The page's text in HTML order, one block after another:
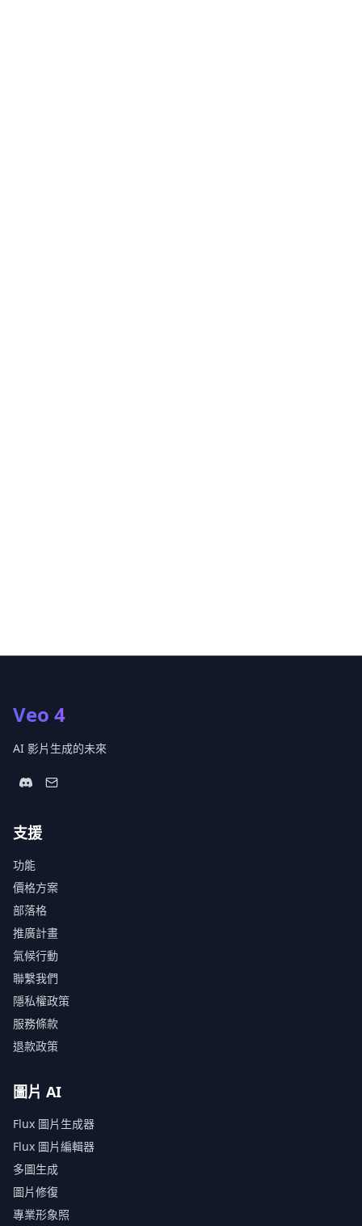
Veo 4
AI 影片生成的未來
支援
功能
價格方案
部落格
推廣計畫
氣候行動
聯繫我們
隱私權政策
服務條款
退款政策
圖片 AI
Flux 圖片生成器
Flux 圖片編輯器
多圖生成
圖片修復
專業形象照